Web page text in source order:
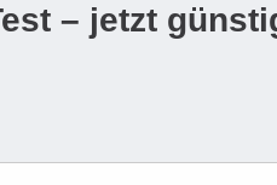
– jetzt